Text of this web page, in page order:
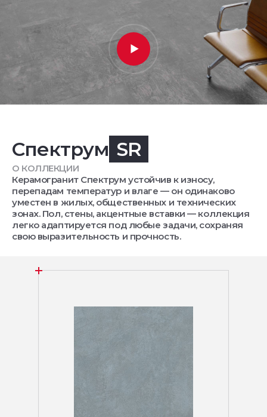
Спектрум SR
О КОЛЛЕКЦИИ
Керамогранит Спектрум устойчив к износу,
перепадам температур и влаге — он одинаково
уместен в жилых, общественных и технических
зонах. Пол, стены, акцентные вставки — коллекция
легко адаптируется под любые задачи, сохраняя
свою выразительность и прочность.